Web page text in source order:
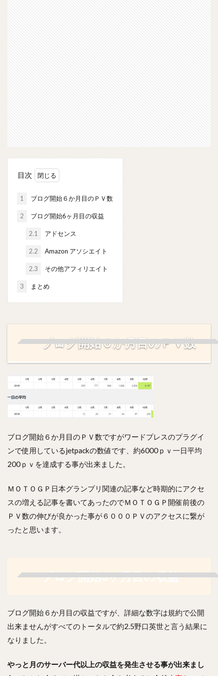
目次
1 ブログ開始６か月目のＰＶ数
2 ブログ開始6ヶ月目の収益
2.1 アドセンス
2.2 Amazon アソシエイト
2.3 その他アフィリエイト
3 まとめ
ブログ開始６か月目のＰＶ数
ブログ開始６か月目のＰＶ数ですがワードプレスのプラグイ
ンで使用しているjetpackの数値です、約6000ｐｖ一日平均
200ｐｖを達成する事が出来ました。
ＭＯＴＯＧＰ日本グランプリ関連の記事など時期的にアクセ
スの増える記事を書いてあったのでＭＯＴＯＧＰ開催前後の
ＰＶ数の伸びが良かった事が６０００ＰＶのアクセスに繋が
ったと思います。
ブログ開始6ヶ月目の収益
ブログ開始６か月目の収益ですが、詳細な数字は規約で公開
出来ませんがすべてのトータルで約2.5野口英世と言う結果に
なりました。
やっと月のサーバー代以上の収益を発生させる事が出来まし